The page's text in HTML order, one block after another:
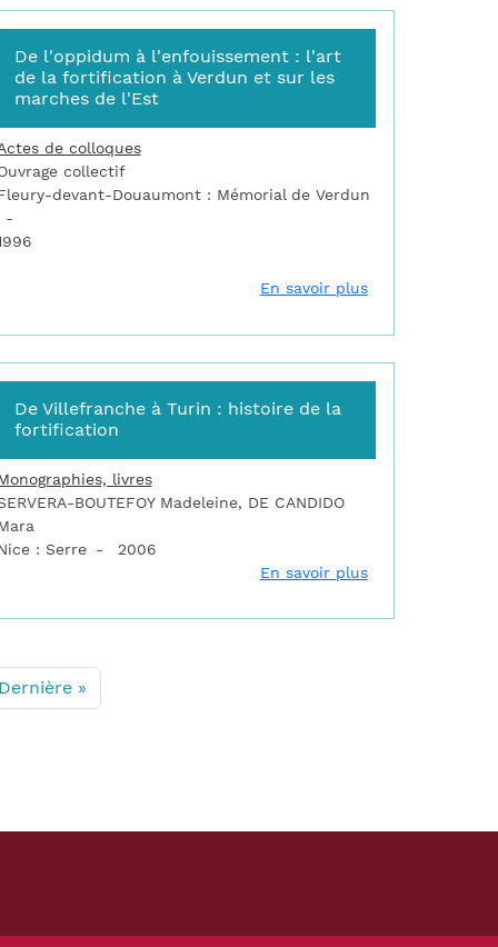
de la fortification : art urbain et art militaire entre le
De l'oppidum à l'enfouissement : l'art
de la fortification à Verdun et sur les
marches de l'Est
de colloques
collectif
devant-Douaumont : Mémorial de Verdun
En savoir plussur De
à Besançon
De Villefranche à Turin : histoire de la
fortification
livres
BOUTEFOY Madeleine, DE CANDIDO
: Serre
2006
En savoir plussur De
suivante
Dernière page
Dernière »